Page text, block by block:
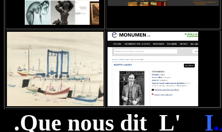
.Que nous dit L' I.